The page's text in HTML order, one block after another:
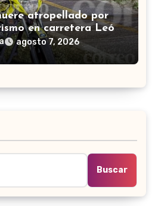
atropellado por
en carretera León-
Rincón
agosto 7, 2026
Buscar